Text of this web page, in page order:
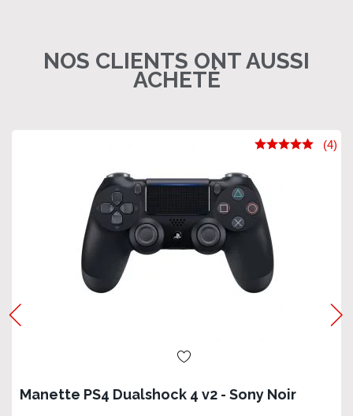
NOS CLIENTS ONT AUSSI
ACHETÉ
Manette PS4 Dualshock 4 v2 - Sony Noir
(4)